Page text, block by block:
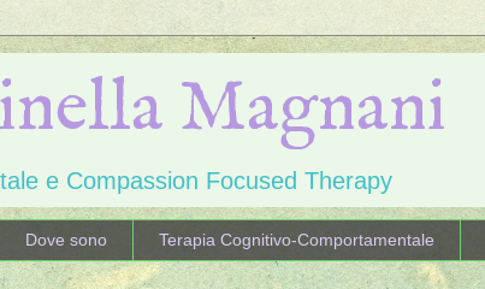
Magnani
e Compassion Focused Therapy
Dove sono Terapia Cognitivo-Comportamentale